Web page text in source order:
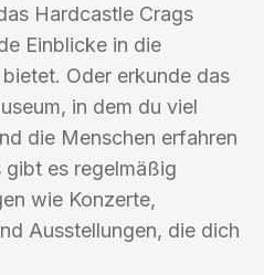
Hardcastle Crags
Einblicke in die
Oder erkunde das
in dem du viel
die Menschen erfahren
gibt es regelmäßig
wie Konzerte,
Ausstellungen, die dich